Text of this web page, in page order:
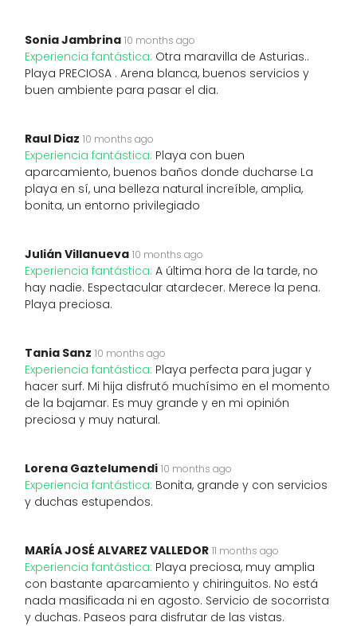
Sonia Jambrina 10 months ago
Experiencia fantástica: Otra maravilla de Asturias..
Playa PRECIOSA . Arena blanca, buenos servicios y
buen ambiente para pasar el dia.
Raul Diaz 10 months ago
Experiencia fantástica: Playa con buen
aparcamiento, buenos baños donde ducharse La
playa en sí, una belleza natural increíble, amplia,
bonita, un entorno privilegiado
Julián Villanueva 10 months ago
Experiencia fantástica: A última hora de la tarde, no
hay nadie. Espectacular atardecer. Merece la pena.
Playa preciosa.
Tania Sanz 10 months ago
Experiencia fantástica: Playa perfecta para jugar y
hacer surf. Mi hija disfrutó muchísimo en el momento
de la bajamar. Es muy grande y en mi opinión
preciosa y muy natural.
Lorena Gaztelumendi 10 months ago
Experiencia fantástica: Bonita, grande y con servicios
y duchas estupendos.
MARÍA JOSÉ ALVAREZ VALLEDOR 11 months ago
Experiencia fantástica: Playa preciosa, muy amplia
con bastante aparcamiento y chiringuitos. No está
nada masificada ni en agosto. Servicio de socorrista
y duchas. Paseos para disfrutar de las vistas.